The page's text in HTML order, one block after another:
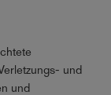
und
und